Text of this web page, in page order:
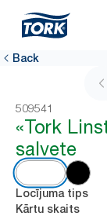
Back
509541
«Tork
salvete
Locījuma tips
Kārtu skaits